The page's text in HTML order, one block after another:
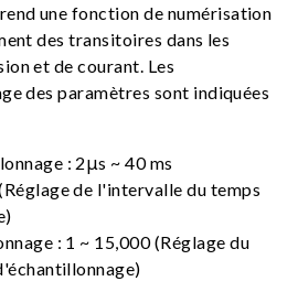
une fonction de numérisation
des transitoires dans les
et de courant. Les
des paramètres sont indiquées
: 2μs ~ 40 ms
de l'intervalle du temps
: 1 ~ 15,000 (Réglage du